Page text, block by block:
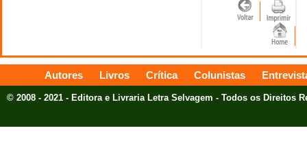
Autores Livros Crítica Colunistas
© 2008 - 2021 - Editora e Livraria Letra Selvagem - Todos os Direitos